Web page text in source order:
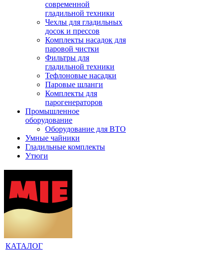
современной
гладильной техники
Чехлы для гладильных
досок и прессов
Комплекты насадок для
паровой чистки
Фильтры для
гладильной техники
Тефлоновые насадки
Паровые шланги
Комплекты для
парогенераторов
Промышленное
оборудование
Оборудование для ВТО
Умные чайники
Гладильные комплекты
Утюги
КАТАЛОГ